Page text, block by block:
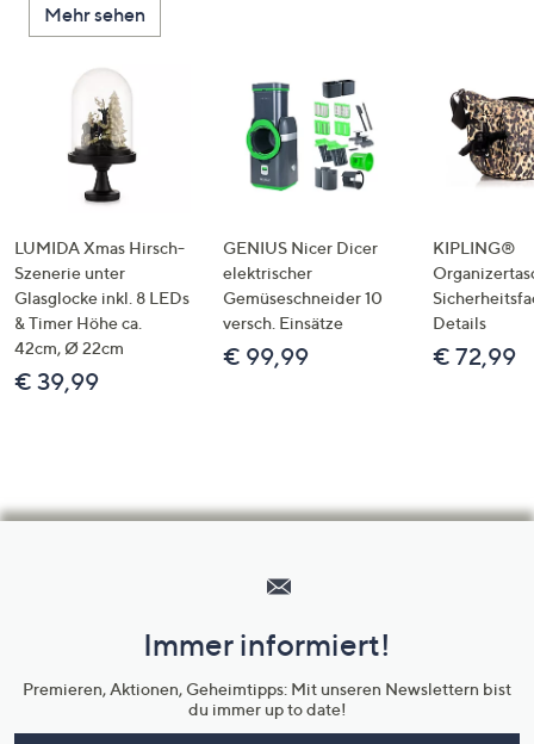
Mehr sehen
LUMIDA Xmas Hirsch-
Szenerie unter
Glasglocke inkl. 8 LEDs
& Timer Höhe ca.
42cm, Ø 22cm
€ 39,99
GENIUS Nicer Dicer
elektrischer
Gemüseschneider 10
versch. Einsätze
€ 99,99
KIPLING®
Details
€ 72,99
Unternehmensinformationen
Immer informiert!
Premieren, Aktionen, Geheimtipps: Mit unseren Newslettern bist
du immer up to date!